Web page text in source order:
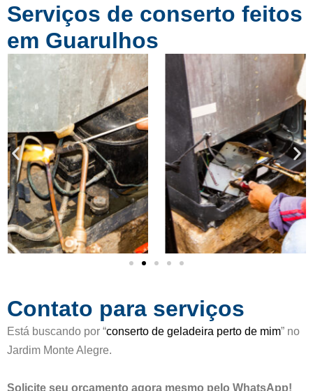
o
o
5
s
c
a
d
o
c
o
m
5
d
Serviços de conserto feitos
em Guarulhos
Contato para serviços
Está buscando por “conserto de geladeira perto de mim” no
Jardim Monte Alegre.
Solicite seu orçamento agora mesmo pelo WhatsApp!